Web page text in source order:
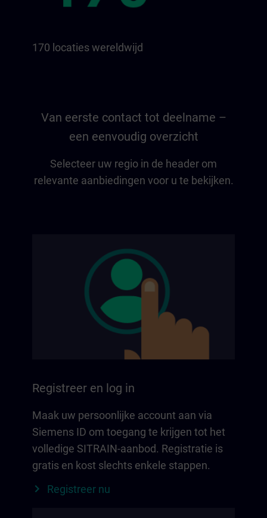
170 locaties wereldwijd
Van eerste contact tot deelname –
een eenvoudig overzicht
Selecteer uw regio in de header om
relevante aanbiedingen voor u te bekijken.
Registreer en log in
Maak uw persoonlijke account aan via
Siemens ID om toegang te krijgen tot het
volledige SITRAIN-aanbod. Registratie is
gratis en kost slechts enkele stappen.
Registreer nu